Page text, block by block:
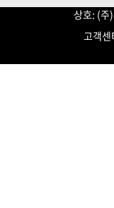
상호: (
고객